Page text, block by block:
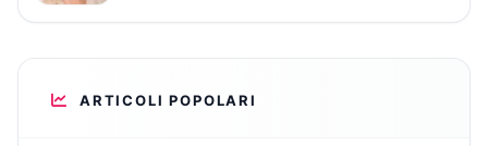
ARTICOLI POPOLARI